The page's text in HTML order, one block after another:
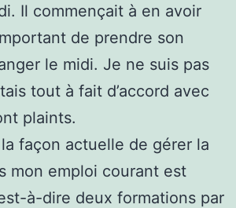
Il commençait à en avoir
de prendre son
le midi. Je ne suis pas
tout à fait d’accord avec
plaints.
façon actuelle de gérer la
mon emploi courant est
à-dire deux formations par